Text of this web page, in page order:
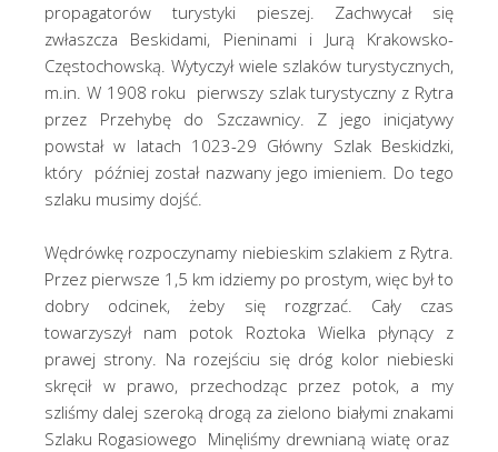
propagatorów turystyki pieszej. Zachwycał się
zwłaszcza Beskidami, Pieninami i Jurą Krakowsko-
Częstochowską. Wytyczył wiele szlaków turystycznych,
m.in. W 1908 roku pierwszy szlak turystyczny z Rytra
przez Przehybę do Szczawnicy. Z jego inicjatywy
powstał w latach 1023-29 Główny Szlak Beskidzki,
który później został nazwany jego imieniem. Do tego
szlaku musimy dojść.
Wędrówkę rozpoczynamy niebieskim szlakiem z Rytra.
Przez pierwsze 1,5 km idziemy po prostym, więc był to
dobry odcinek, żeby się rozgrzać. Cały czas
towarzyszył nam potok Roztoka Wielka płynący z
prawej strony. Na rozejściu się dróg kolor niebieski
skręcił w prawo, przechodząc przez potok, a my
szliśmy dalej szeroką drogą za zielono białymi znakami
Szlaku Rogasiowego Minęliśmy drewnianą wiatę oraz